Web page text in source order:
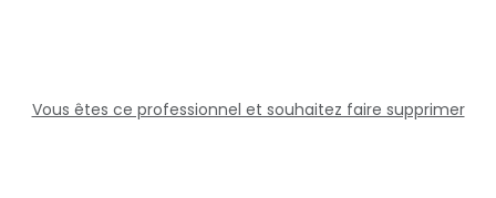
Vous êtes ce professionnel et souhaitez faire supprimer